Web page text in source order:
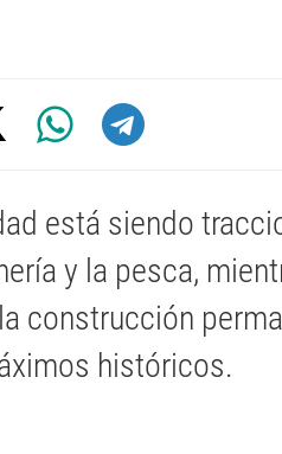
está siendo
y la pesca,
construcción
históricos.